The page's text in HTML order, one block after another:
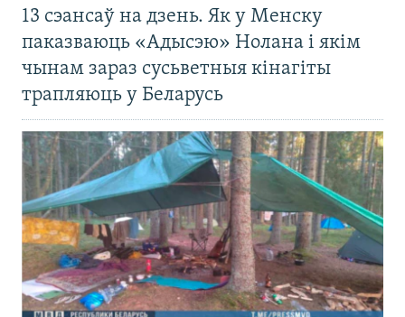
13 сэансаў на дзень. Як у Менску
паказваюць «Адысэю» Нолана і якім
чынам зараз сусьветныя кінагіты
трапляюць у Беларусь